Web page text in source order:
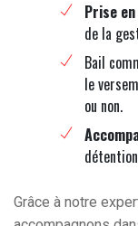
Prise
de la
Bail
le
ou non.
Grâce à notre